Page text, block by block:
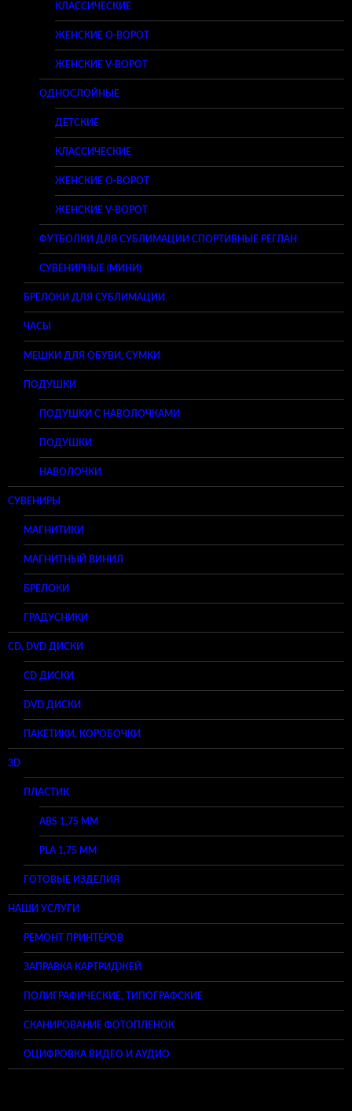
КЛАССИЧЕСКИЕ
ЖЕНСКИЕ O-ВОРОТ
ЖЕНСКИЕ V-ВОРОТ
ОДНОСЛОЙНЫЕ
ДЕТСКИЕ
КЛАССИЧЕСКИЕ
ЖЕНСКИЕ O-ВОРОТ
ЖЕНСКИЕ V-ВОРОТ
ФУТБОЛКИ ДЛЯ СУБЛИМАЦИИ СПОРТИВНЫЕ РЕГЛАН
СУВЕНИРНЫЕ (МИНИ)
БРЕЛОКИ ДЛЯ СУБЛИМАЦИИ
ЧАСЫ
МЕШКИ ДЛЯ ОБУВИ, СУМКИ
ПОДУШКИ
ПОДУШКИ С НАВОЛОЧКАМИ
ПОДУШКИ
НАВОЛОЧКИ
СУВЕНИРЫ
МАГНИТИКИ
МАГНИТНЫЙ ВИНИЛ
БРЕЛОКИ
ГРАДУСНИКИ
CD, DVD ДИСКИ
CD ДИСКИ
DVD ДИСКИ
ПАКЕТИКИ, КОРОБОЧКИ
3D
ПЛАСТИК
ABS 1,75 ММ
PLA 1,75 ММ
ГОТОВЫЕ ИЗДЕЛИЯ
НАШИ УСЛУГИ
РЕМОНТ ПРИНТЕРОВ
ЗАПРАВКА КАРТРИДЖЕЙ
ПОЛИГРАФИЧЕСКИЕ, ТИПОГРАФСКИЕ
СКАНИРОВАНИЕ ФОТОПЛЕНОК
ОЦИФРОВКА ВИДЕО И АУДИО